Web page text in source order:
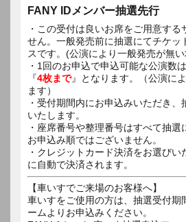
FANY IDメンバー抽選先行
・この受付は良いお席をご用意する
せん。一般発売前に抽選にてチケッ
スです。(公演により一般発売が無い
・1回のお申込で申込可能な公演数
『4枚まで』となります。（公演に
ます）
・受付期間内にお申込みいただき
いたします。
・座席番号や整理番号はすべて抽選
お申込み順ではございません。
・クレジットカード決済をお選び
に自動で決済されます。
【車いすでご来場のお客様へ】
車いすをご使用の方は、抽選受付期
ームよりお申込みください。